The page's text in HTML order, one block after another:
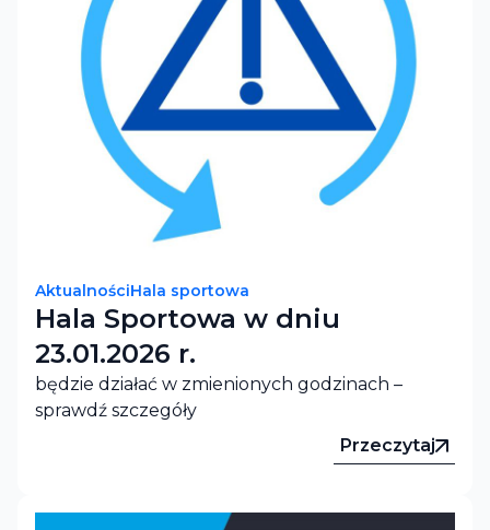
AktualnościHala sportowa
Hala Sportowa w dniu
23.01.2026 r.
będzie działać w zmienionych godzinach –
sprawdź szczegóły
Przeczytaj